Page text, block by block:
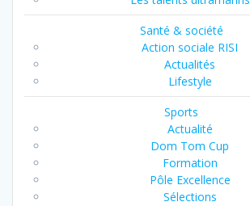
Santé & société
Action sociale RISI
Actualités
Lifestyle
Sports
Actualité
Dom Tom Cup
Formation
Pôle Excellence
Sélections